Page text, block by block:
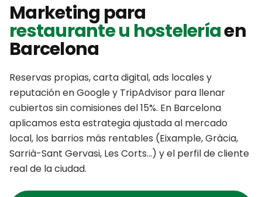
Marketing para
restaurante u hosteleríaen
Barcelona
Reservas propias, carta digital, ads locales y
reputación en Google y TripAdvisor para llenar
cubiertos sin comisiones del 15%. En Barcelona
aplicamos esta estrategia ajustada al mercado
local, los barrios más rentables (Eixample, Gràcia,
Sarrià-Sant Gervasi, Les Corts…) y el perfil de cliente
real de la ciudad.